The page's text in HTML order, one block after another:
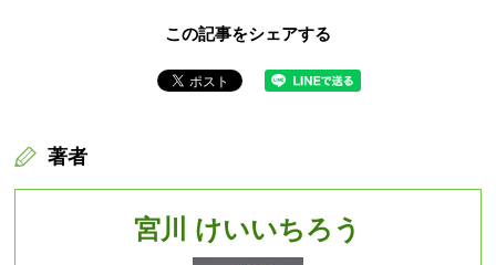
この記事をシェアする
著者
宮川 けいいちろう